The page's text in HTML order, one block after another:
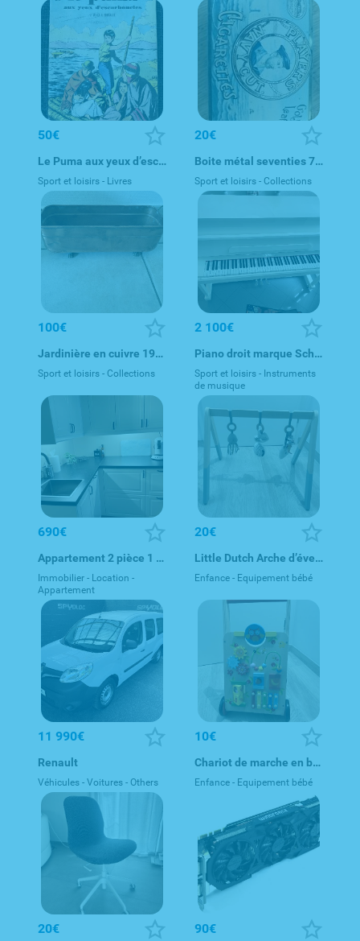
50€
Le Puma aux yeux d’escarboucles, 1959 - revue sixties - revue
Sport et loisirs - Livres
20€
Boite métal seventies 70s
Sport et loisirs - Collections
100€
Jardinière en cuivre 1920-1950
Sport et loisirs - Collections
2 100€
Piano droit marque Schaeffer
Sport et loisirs - Instruments
de musique
690€
Appartement 2 pièce 1 chambre meublée
Immobilier - Location -
Appartement
20€
Little Dutch Arche d’éveil / Spielebogen / Baby Gy
Enfance - Equipement bébé
11 990€
Renault
Véhicules - Voitures - Others
10€
Chariot de marche en bois / Holz Lauflernwagen / Baby Walker
Enfance - Equipement bébé
20€ 90€